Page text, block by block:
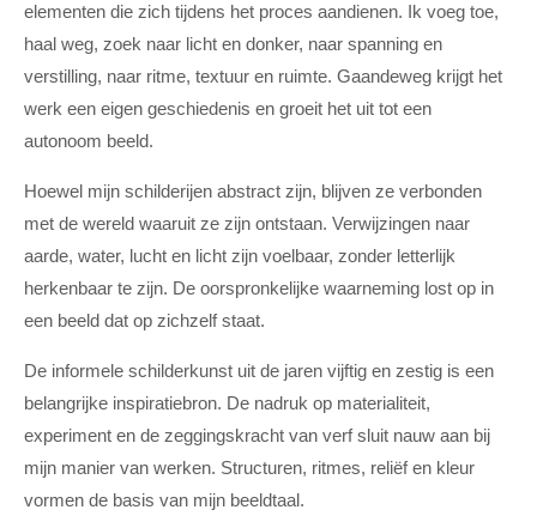
elementen die zich tijdens het proces aandienen. Ik voeg toe,
haal weg, zoek naar licht en donker, naar spanning en
verstilling, naar ritme, textuur en ruimte. Gaandeweg krijgt het
werk een eigen geschiedenis en groeit het uit tot een
autonoom beeld.
Hoewel mijn schilderijen abstract zijn, blijven ze verbonden
met de wereld waaruit ze zijn ontstaan. Verwijzingen naar
aarde, water, lucht en licht zijn voelbaar, zonder letterlijk
herkenbaar te zijn. De oorspronkelijke waarneming lost op in
een beeld dat op zichzelf staat.
De informele schilderkunst uit de jaren vijftig en zestig is een
belangrijke inspiratiebron. De nadruk op materialiteit,
experiment en de zeggingskracht van verf sluit nauw aan bij
mijn manier van werken. Structuren, ritmes, reliëf en kleur
vormen de basis van mijn beeldtaal.